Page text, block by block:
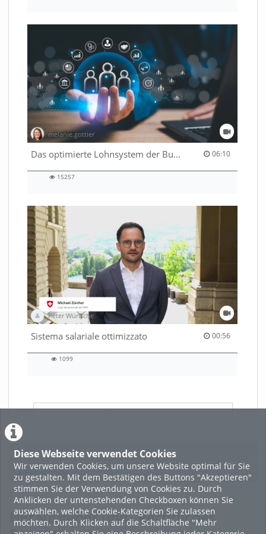
Diese Webseite verwendet Cookies
Wir verwenden Cookies, um unsere Website optimal für Sie
zu gestalten. Mit dem Bestätigen des Buttons "Akzeptieren"
stimmen Sie der Verwendung von Cookies zu. Durch
Anklicken der untenstehenden Checkboxen können Sie
auswählen, welche Cookie-Kategorien Sie zulassen
möchten. Durch Klicken auf die Schaltfläche "Mehr
melanie.gottier
Das optimierte Lohnsystem der Bundesverwaltung 06:10
06:10 duration
15257
Peter Wünsche
Sistema salariale ottimizzato 00:56
00:56 duration
1099
Featured
Beliebtheit
Herausgeber und Rechtliches